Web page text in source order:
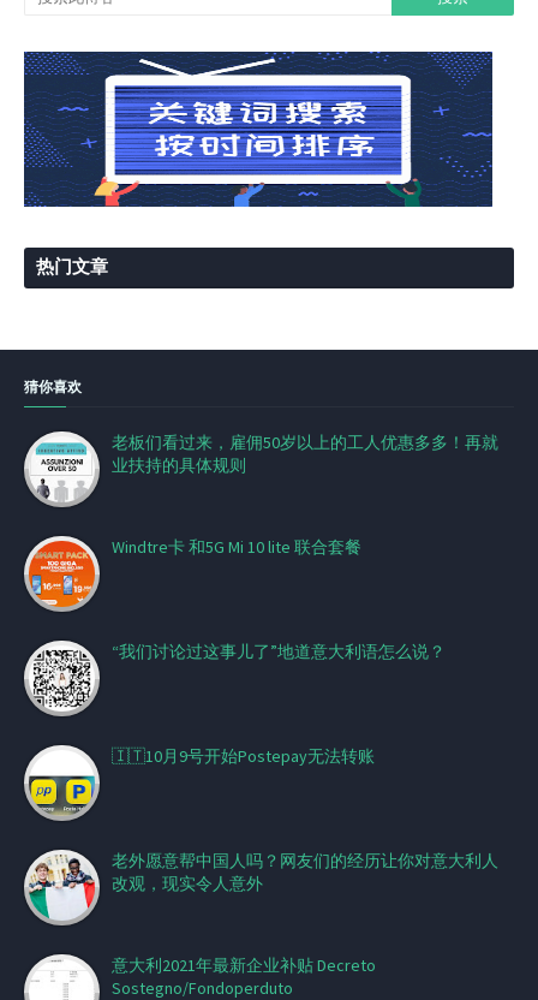
热门文章
猜你喜欢
老板们看过来，雇佣50岁以上的工人优惠多多！再就
业扶持的具体规则
Windtre卡 和5G Mi 10 lite 联合套餐
“我们讨论过这事儿了”地道意大利语怎么说？
🇮🇹10月9号开始Postepay无法转账
老外愿意帮中国人吗？网友们的经历让你对意大利人
改观，现实令人意外
意大利2021年最新企业补贴 Decreto
Sostegno/Fondoperduto